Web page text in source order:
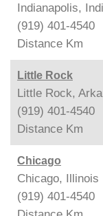
Indianapolis,
(919) 401-4540
Distance Km
Little Rock
Little Rock,
(919) 401-4540
Distance Km
Chicago
Chicago, Illinois
(919) 401-4540